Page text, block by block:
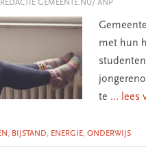
GEMEENTE.NU/ ANP
met hun
te ... lees
, BIJSTAND, ENERGIE, ONDERWIJS